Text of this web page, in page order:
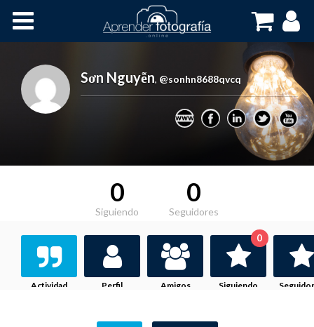
Cursos OnLine
Sơn Nguyễn, @sonhn8688qvcq
0
Siguiendo
0
Seguidores
Actividad Perfil Amigos Siguiendo
0